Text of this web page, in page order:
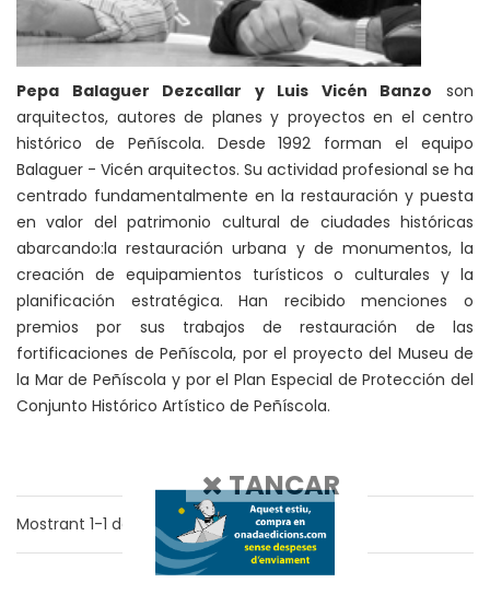
Pepa Balaguer Dezcallar y Luis Vicén Banzo son
arquitectos, autores de planes y proyectos en el centro
histórico de Peñíscola. Desde 1992 forman el equipo
Balaguer - Vicén arquitectos. Su actividad profesional se ha
centrado fundamentalmente en la restauración y puesta
en valor del patrimonio cultural de ciudades históricas
abarcando:la restauración urbana y de monumentos, la
creación de equipamientos turísticos o culturales y la
planificación estratégica. Han recibido menciones o
premios por sus trabajos de restauración de las
fortificaciones de Peñíscola, por el proyecto del Museu de
la Mar de Peñíscola y por el Plan Especial de Protección del
Conjunto Histórico Artístico de Peñíscola.
Mostrant 1-1 de resultats
TANCAR